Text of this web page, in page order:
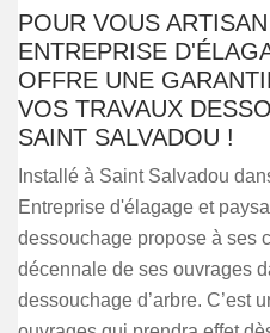
POUR VOUS
ENTREPRISE
OFFRE UNE
VOS TRAVAUX
SAINT SALVADOU !
Installé à Saint Salvadou
Entreprise d'élagage et
dessouchage propose à ses
décennale de ses ouvrages
dessouchage d’arbre. C’est